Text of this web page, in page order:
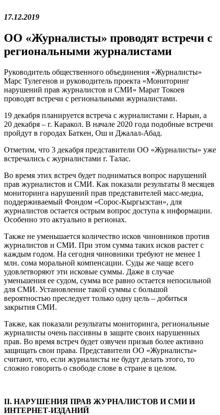
17.12.2019
ОО «Журналисты» проводят встречи с
региональными журналистами
Руководитель общественного объединения «Журналисты»
Марс Тулегенов и руководитель проекта «Мониторинг
нарушений прав журналистов и СМИ» Марат Токоев
проводят встречи с региональными журналистами.
19 декабря планируется встреча с журналистами г. Нарын, а
20 декабря – г. Каракол. В начале 2020 года подобные встречи
пройдут в городах Баткен, Ош и Джалал-Абад.
Отметим, что 3 декабря представители ОО «Журналисты» уже
встречались с журналистами г. Талас.
Во время этих встреч будет подниматься вопрос нарушений
прав журналистов и СМИ. Как показали результаты 8 месяцев
мониторинга нарушений прав представителей масс-медиа,
поддерживаемый Фондом «Сорос-Кыргызстан», для
журналистов остается острым вопрос доступа к информации.
Особенно это актуально в регионах.
Также не уменьшается количество исков чиновников против
журналистов и СМИ. При этом сумма таких исков растет с
каждым годом. На сегодня чиновники требуют не менее 1
млн. сома моральной компенсации. Суды же чаще всего
удовлетворяют эти исковые суммы. Даже в случае
уменьшения ее судом, сумма все равно остается непосильной
для СМИ. Установление такой суммы с большой
вероятностью преследует только одну цель – добиться
закрытия СМИ.
Также, как показали результаты мониторинга, региональные
журналисты очень пассивны в защите своих нарушенных
прав. Во время встреч будет озвучен призыв более активно
защищать свои права. Представители ОО «Журналисты»
считают, что, если журналисты не будут делать этого, то
сложно говорить о свободе слове в стране в целом.
II. НАРУШЕНИЯ ПРАВ ЖУРНАЛИСТОВ И СМИ И
ИНТЕРНЕТ-ИЗДАНИЙ